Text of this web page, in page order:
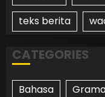
teks berita
CATEGORIES
Bahasa